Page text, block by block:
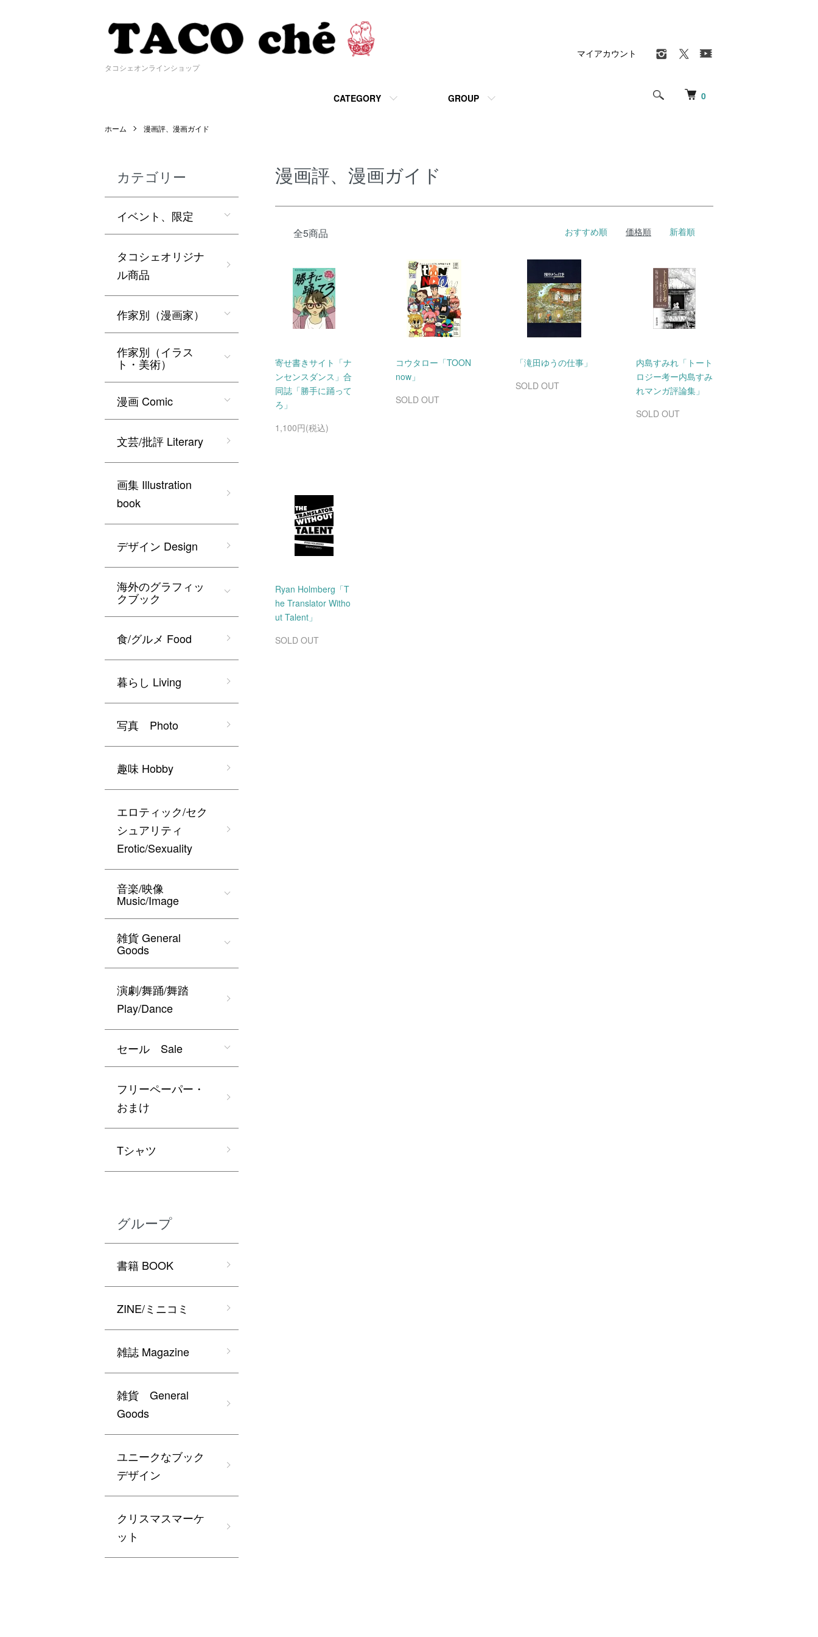
タコシェオンラインショップ
0
CATEGORY GROUP
マイアカウント
ホーム 漫画評、漫画ガイド
漫画評、漫画ガイド
全5商品 おすすめ順 価格順 新着順
寄せ書きサイト「ナ
ンセンスダンス」合
同誌「勝手に踊って
ろ」
1,100円(税込)
コウタロー「TOON
now」
SOLD OUT
「滝田ゆうの仕事」
SOLD OUT
内島すみれ「トート
ロジー考ー内島すみ
れマンガ評論集」
SOLD OUT
Ryan Holmberg「T
he Translator Witho
ut Talent」
SOLD OUT
カテゴリー
イベント、限定
タコシェオリジナ
ル商品
作家別（漫画家）
作家別（イラス
ト・美術）
漫画 Comic
文芸/批評 Literary
画集 Illustration
book
デザイン Design
海外のグラフィッ
クブック
食/グルメ Food
暮らし Living
写真 Photo
趣味 Hobby
エロティック/セク
シュアリティ
Erotic/Sexuality
音楽/映像
Music/Image
雑貨 General
Goods
演劇/舞踊/舞踏
Play/Dance
セール Sale
フリーペーパー・
おまけ
Tシャツ
グループ
書籍 BOOK
ZINE/ミニコミ
雑誌 Magazine
雑貨 General
Goods
ユニークなブック
デザイン
クリスマスマーケ
ット